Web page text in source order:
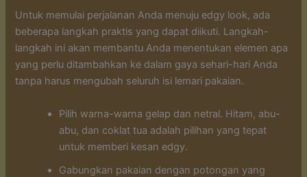
Untuk memulai perjalanan Anda menuju edgy look, ada
beberapa langkah praktis yang dapat diikuti. Langkah-
langkah ini akan membantu Anda menentukan elemen apa
yang perlu ditambahkan ke dalam gaya sehari-hari Anda
tanpa harus mengubah seluruh isi lemari pakaian.
Pilih warna-warna gelap dan netral. Hitam, abu-
abu, dan coklat tua adalah pilihan yang tepat
untuk memberi kesan edgy.
Gabungkan pakaian dengan potongan yang